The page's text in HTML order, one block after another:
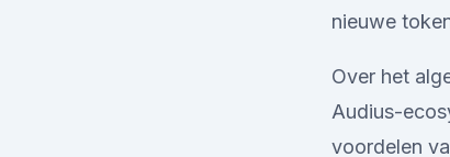
nieuwe
Over het
Audius-
voordelen